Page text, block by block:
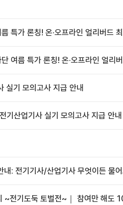
특가 론칭! 온·오프라인 얼리버드
여름 특가 론칭! 온·오프라인 얼리
기 모의고사 지급 안내
산업기사 실기 모의고사 지급 안내
내: 전기기사/산업기사 무엇이든
~전기도둑 토벌전~｜ 참여만 해